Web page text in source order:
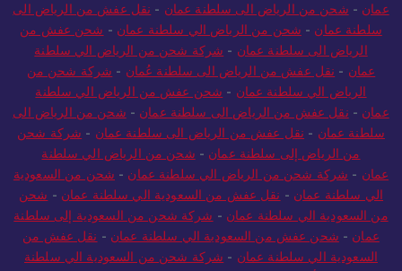
عمان - شحن من الرياض الى سلطنة عمان - نقل عفش من الرياض الى
سلطنة عمان - شحن من الرياض الي سلطنة عمان - شحن عفش من
الرياض الى سلطنة عمان - شركة شحن من الرياض الي سلطنة
عمان - نقل عفش من الرياض الى سلطنة عُمان - شركة شحن من
الرياض الي سلطنة عمان - شحن عفش من الرياض الي سلطنة
عمان - نقل عفش من الرياض الى سلطنة عمان - شحن من الرياض الى
سلطنة عمان - نقل عفش من الرياض الى سلطنة عمان - شركة شحن
من الرياض إلى سلطنة عمان - شحن من الرياض الي سلطنة
عمان - شركة شحن من الرياض الي سلطنة عمان - شحن من السعودية
الي سلطنة عمان - نقل عفش من السعودية الي سلطنة عمان - شحن
من السعودية الي سلطنة عمان - شركة شحن من السعودية إلى سلطنة
عمان - شحن عفش من السعودية الي سلطنة عمان - نقل عفش من
السعودية الي سلطنة عمان - شركة شحن من السعودية الي سلطنة